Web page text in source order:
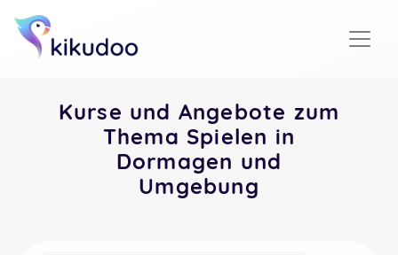
Kurse und Angebote zum
Thema Spielen in
Dormagen und
Umgebung